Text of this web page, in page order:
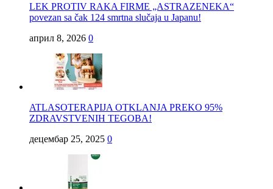
LEK PROTIV RAKA FIRME „ASTRAZENEKA“
povezan sa čak 124 smrtna slučaja u Japanu!
април 8, 2026 0
ATLASOTERAPIJA OTKLANJA PREKO 95%
ZDRAVSTVENIH TEGOBA!
децембар 25, 2025 0